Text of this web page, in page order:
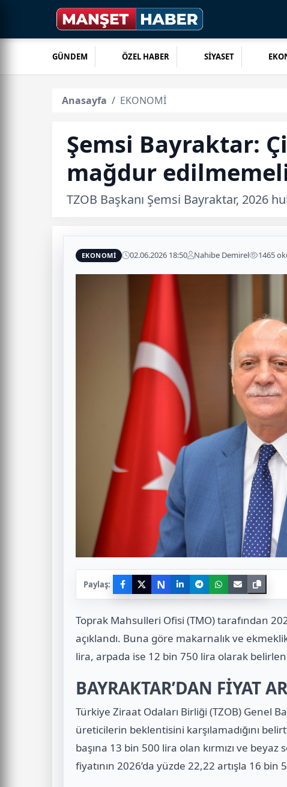
GÜNDEM ÖZEL HABER SİYASET
Anasayfa EKONOMİ
Şemsi Bayraktar:
mağdur
TZOB Başkanı Şemsi Bayraktar, 2026
EKONOMİ 02.06.2026 18:50 Nahibe Demirel 1465
Paylaş: N
Toprak Mahsulleri Ofisi (TMO) tarafından
açıklandı. Buna göre makarnalık ve
lira, arpada ise 12 bin 750 lira olarak
BAYRAKTAR’DAN FİYAT
Türkiye Ziraat Odaları Birliği (TZOB) Genel
üreticilerin beklentisini karşılamadığını
başına 13 bin 500 lira olan kırmızı ve
fiyatının 2026’da yüzde 22,22 artışla 16 bin